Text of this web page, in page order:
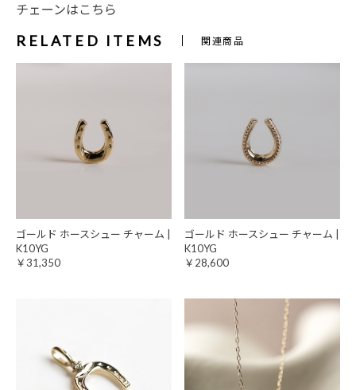
チェーンはこちら
RELATED ITEMS 関連商品
ゴールド ホースシュー チャーム |
K10YG
￥31,350
ゴールド ホースシュー チャーム |
K10YG
￥28,600